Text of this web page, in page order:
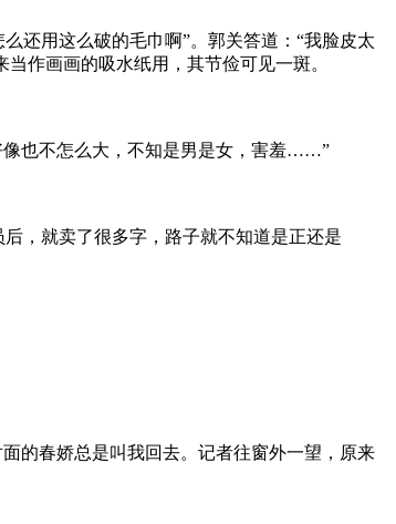
还用这么破的毛巾啊”。郭关答道：“我脸皮太
作画画的吸水纸用，其节俭可见一斑。
像也不怎么大，不知是男是女，害羞……”
，就卖了很多字，路子就不知道是正还是
的春娇总是叫我回去。记者往窗外一望，原来